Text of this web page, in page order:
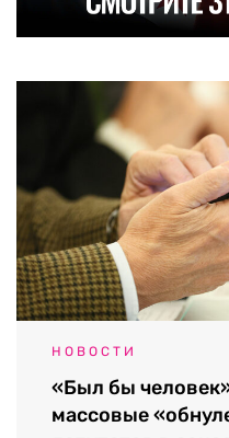
НОВОСТИ
«Был бы
массовые